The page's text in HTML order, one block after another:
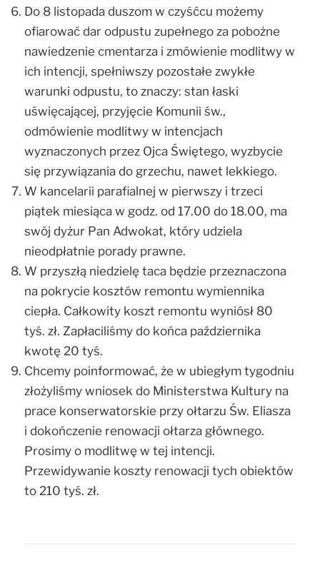
Do 8 listopada duszom w czyśćcu możemy
ofiarować dar odpustu zupełnego za pobożne
nawiedzenie cmentarza i zmówienie modlitwy w
ich intencji, spełniwszy pozostałe zwykłe
warunki odpustu, to znaczy: stan łaski
uświęcającej, przyjęcie Komunii św.,
odmówienie modlitwy w intencjach
wyznaczonych przez Ojca Świętego, wyzbycie
się przywiązania do grzechu, nawet lekkiego.
W kancelarii parafialnej w pierwszy i trzeci
piątek miesiąca w godz. od 17.00 do 18.00, ma
swój dyżur Pan Adwokat, który udziela
nieodpłatnie porady prawne.
W przyszłą niedzielę taca będzie przeznaczona
na pokrycie kosztów remontu wymiennika
ciepła. Całkowity koszt remontu wyniósł 80
tyś. zł. Zapłaciliśmy do końca października
kwotę 20 tyś.
Chcemy poinformować, że w ubiegłym tygodniu
złożyliśmy wniosek do Ministerstwa Kultury na
prace konserwatorskie przy ołtarzu Św. Eliasza
i dokończenie renowacji ołtarza głównego.
Prosimy o modlitwę w tej intencji.
Przewidywanie koszty renowacji tych obiektów
to 210 tyś. zł.